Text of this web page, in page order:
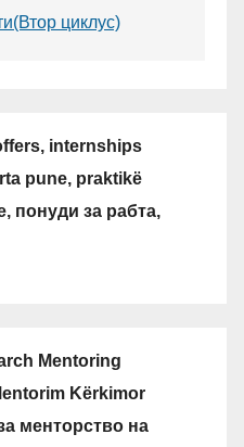
циклус)
internships
pune, praktikë
понуди за рабта,
Mentoring
Kërkimor
менторство на